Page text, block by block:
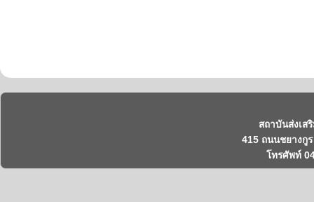
สถาบันส่งเส
415 ถนนชยางกู
โทรศัพท์